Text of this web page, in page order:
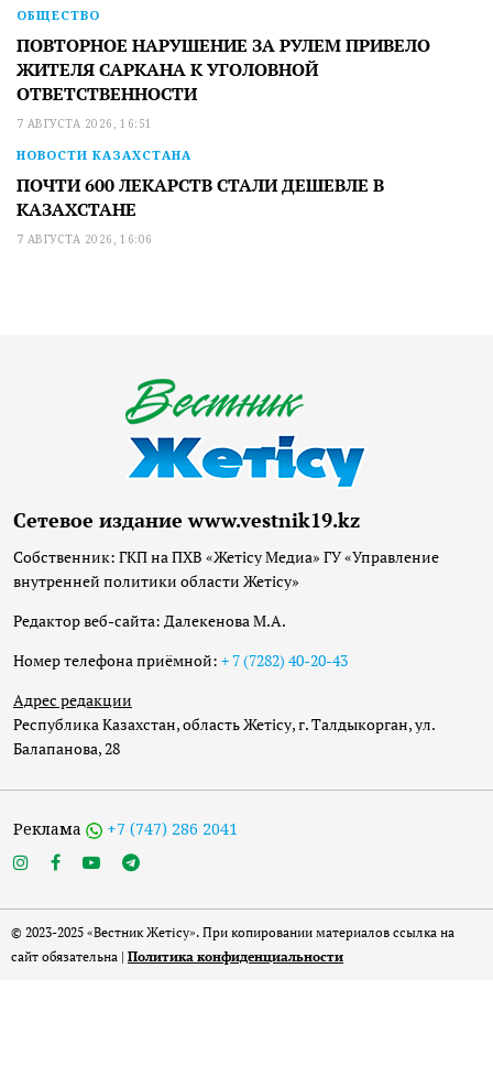
ОБЩЕСТВО
ПОВТОРНОЕ НАРУШЕНИЕ ЗА РУЛЕМ ПРИВЕЛО
ЖИТЕЛЯ САРКАНА К УГОЛОВНОЙ
ОТВЕТСТВЕННОСТИ
7 АВГУСТА 2026, 16:51
НОВОСТИ КАЗАХСТАНА
ПОЧТИ 600 ЛЕКАРСТВ СТАЛИ ДЕШЕВЛЕ В
КАЗАХСТАНЕ
7 АВГУСТА 2026, 16:06
Сетевое издание www.vestnik19.kz
Собственник: ГКП на ПХВ «Жетісу Медиа» ГУ «Управление
внутренней политики области Жетісу»
Редактор веб-сайта: Далекенова М.А.
Номер телефона приёмной: + 7 (7282) 40-20-43
Адрес редакции
Республика Казахстан, область Жетісу, г. Талдыкорган, ул.
Балапанова, 28
Реклама +7 (747) 286 2041
© 2023-2025 «Вестник Жетісу». При копировании материалов ссылка на
сайт обязательна | Политика конфиденциальности